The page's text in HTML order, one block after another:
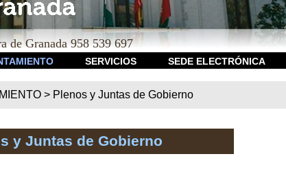
Granada 958 539 697
SERVICIOS SEDE ELECTRÓNICA
> Plenos y Juntas de Gobierno
y Juntas de Gobierno